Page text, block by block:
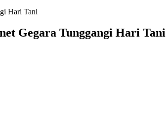
Hari Tani
Gegara Tunggangi Hari Tani